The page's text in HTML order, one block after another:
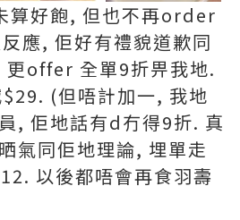
算好飽, 但也不再order
應, 佢好有禮貌道歉同
更offer 全單9折畀我地.
(但唔計加一, 我地
, 佢地話有d冇得9折. 真
氣同佢地理論, 埋單走
以後都唔會再食羽壽